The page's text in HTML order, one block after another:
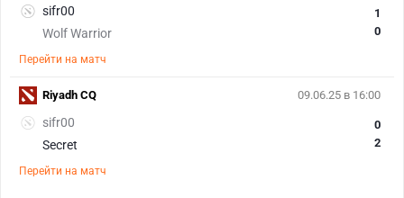
sifr00
Wolf Warrior
1
0
Перейти на матч
09.06.25 в 16:00
sifr00
Secret
0
2
Перейти на матч
Riyadh CQ